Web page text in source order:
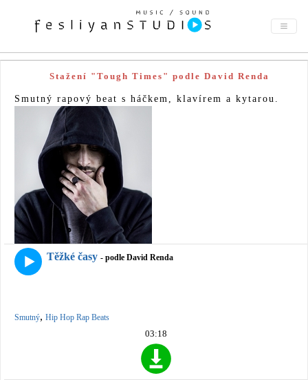
Stažení "Tough Times" podle David Renda
Smutný rapový beat s háčkem, klavírem a kytarou.
Těžké časy - podle David Renda
Smutný, Hip Hop Rap Beats
03:18